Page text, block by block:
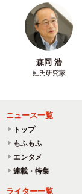
森岡 浩
姓氏研究家
ニュース一覧
トップ
もふもふ
エンタメ
連載・特集
ライター一覧